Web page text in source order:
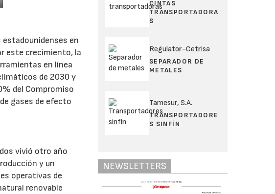
estadounidenses en
este crecimiento, la
en línea
de 2030 y
del Compromiso
gases de efecto
vivió otro año
y un
operativas de
renovable
CINTAS
TRANSPORTADORA
S
Regulator-Cetrisa
SEPARADOR DE
METALES
Tamesur, S.A.
TRANSPORTADORE
S SINFÍN
NEWSLETTERS